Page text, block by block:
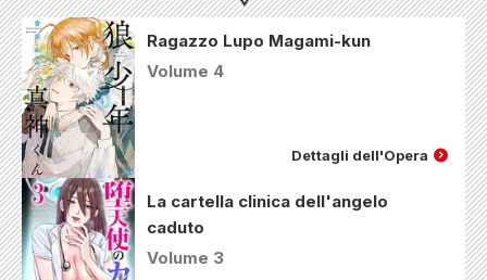
Ragazzo Lupo Magami-kun
Volume 4
Dettagli dell'Opera
La cartella clinica dell'angelo
caduto
Volume 3